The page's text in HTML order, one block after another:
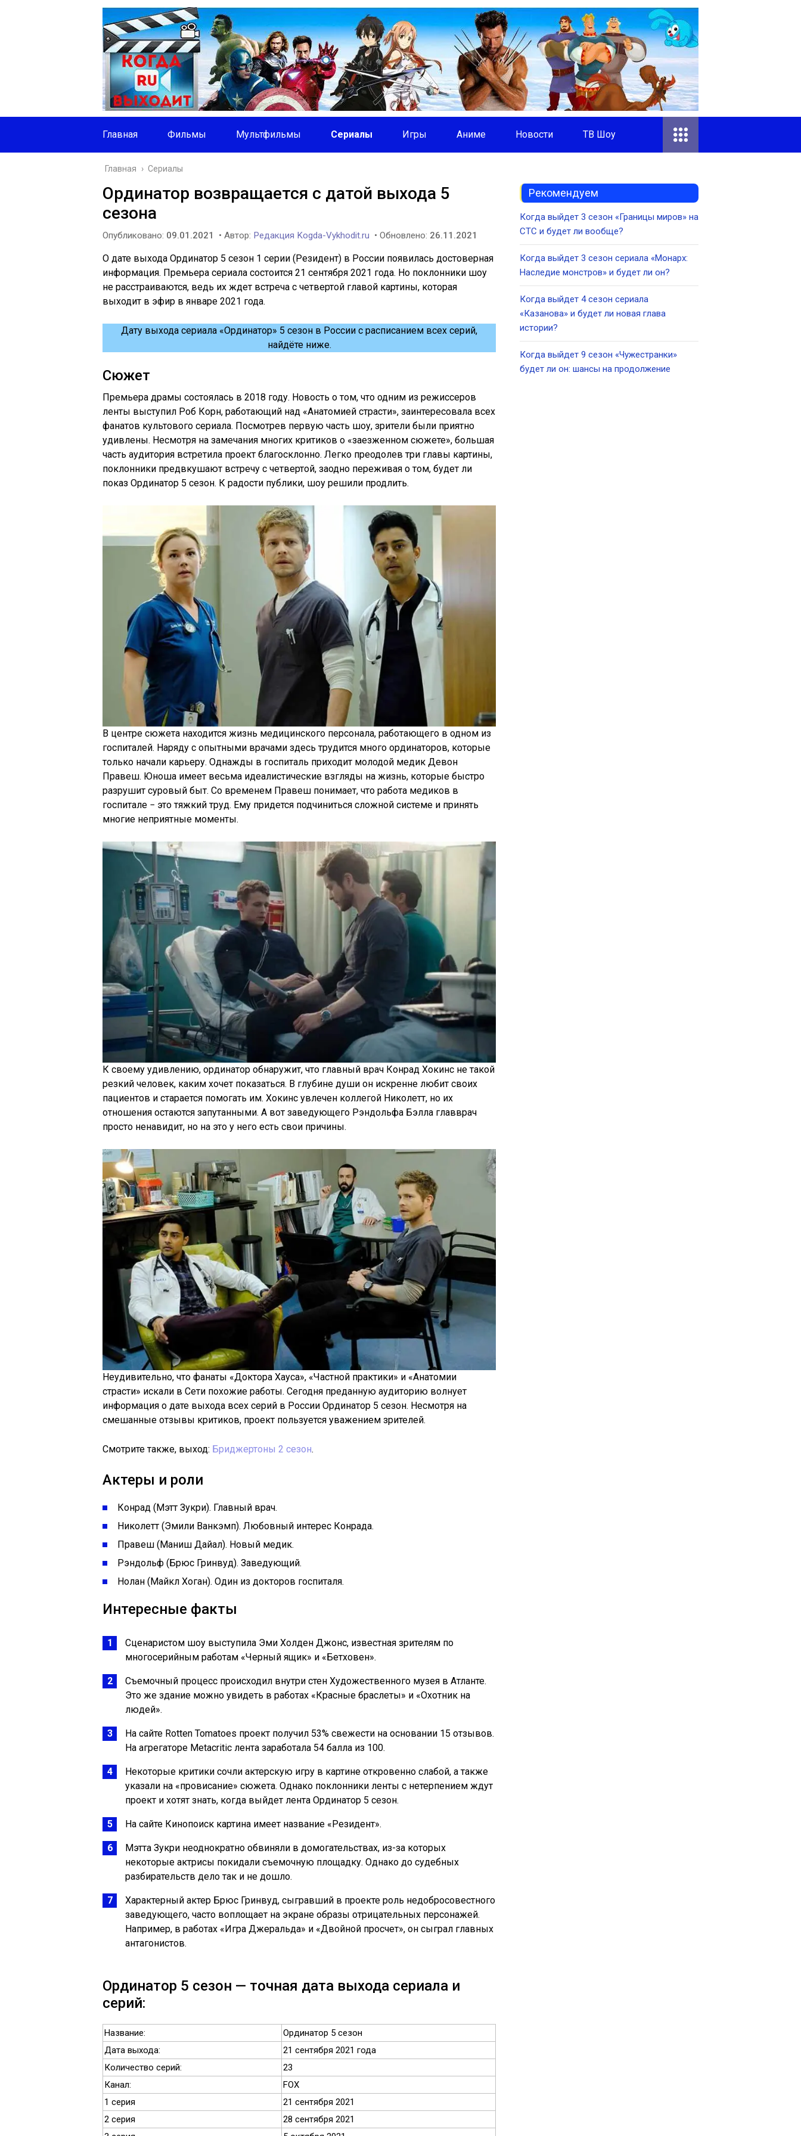
Главная Фильмы Мультфильмы Сериалы Игры Аниме Новости ТВ Шоу
Главная › Сериалы
Ординатор возвращается с датой выхода 5
сезона
Опубликовано: 09.01.2021 • Автор: Редакция Kogda-Vykhodit.ru • Обновлено: 26.11.2021
О дате выхода Ординатор 5 сезон 1 серии (Резидент) в России появилась достоверная
информация. Премьера сериала состоится 21 сентября 2021 года. Но поклонники шоу
не расстраиваются, ведь их ждет встреча с четвертой главой картины, которая
выходит в эфир в январе 2021 года.
Дату выхода сериала «Ординатор» 5 сезон в России с расписанием всех серий,
найдёте ниже.
Сюжет
Премьера драмы состоялась в 2018 году. Новость о том, что одним из режиссеров
ленты выступил Роб Корн, работающий над «Анатомией страсти», заинтересовала всех
фанатов культового сериала. Посмотрев первую часть шоу, зрители были приятно
удивлены. Несмотря на замечания многих критиков о «заезженном сюжете», большая
часть аудитория встретила проект благосклонно. Легко преодолев три главы картины,
поклонники предвкушают встречу с четвертой, заодно переживая о том, будет ли
показ Ординатор 5 сезон. К радости публики, шоу решили продлить.
В центре сюжета находится жизнь медицинского персонала, работающего в одном из
госпиталей. Наряду с опытными врачами здесь трудится много ординаторов, которые
только начали карьеру. Однажды в госпиталь приходит молодой медик Девон
Правеш. Юноша имеет весьма идеалистические взгляды на жизнь, которые быстро
разрушит суровый быт. Со временем Правеш понимает, что работа медиков в
госпитале − это тяжкий труд. Ему придется подчиниться сложной системе и принять
многие неприятные моменты.
К своему удивлению, ординатор обнаружит, что главный врач Конрад Хокинс не такой
резкий человек, каким хочет показаться. В глубине души он искренне любит своих
пациентов и старается помогать им. Хокинс увлечен коллегой Николетт, но их
отношения остаются запутанными. А вот заведующего Рэндольфа Бэлла главврач
просто ненавидит, но на это у него есть свои причины.
Неудивительно, что фанаты «Доктора Хауса», «Частной практики» и «Анатомии
страсти» искали в Сети похожие работы. Сегодня преданную аудиторию волнует
информация о дате выхода всех серий в России Ординатор 5 сезон. Несмотря на
смешанные отзывы критиков, проект пользуется уважением зрителей.
Смотрите также, выход: Бриджертоны 2 сезон.
Актеры и роли
Конрад (Мэтт Зукри). Главный врач.
Николетт (Эмили Ванкэмп). Любовный интерес Конрада.
Правеш (Маниш Дайал). Новый медик.
Рэндольф (Брюс Гринвуд). Заведующий.
Нолан (Майкл Хоган). Один из докторов госпиталя.
Интересные факты
Сценаристом шоу выступила Эми Холден Джонс, известная зрителям по
многосерийным работам «Черный ящик» и «Бетховен».
Съемочный процесс происходил внутри стен Художественного музея в Атланте.
Это же здание можно увидеть в работах «Красные браслеты» и «Охотник на
людей».
На сайте Rotten Tomatoes проект получил 53% свежести на основании 15 отзывов.
На агрегаторе Metacritic лента заработала 54 балла из 100.
Некоторые критики сочли актерскую игру в картине откровенно слабой, а также
указали на «провисание» сюжета. Однако поклонники ленты с нетерпением ждут
проект и хотят знать, когда выйдет лента Ординатор 5 сезон.
На сайте Кинопоиск картина имеет название «Резидент».
Мэтта Зукри неоднократно обвиняли в домогательствах, из-за которых
некоторые актрисы покидали съемочную площадку. Однако до судебных
разбирательств дело так и не дошло.
Характерный актер Брюс Гринвуд, сыгравший в проекте роль недобросовестного
заведующего, часто воплощает на экране образы отрицательных персонажей.
Например, в работах «Игра Джеральда» и «Двойной просчет», он сыграл главных
антагонистов.
Ординатор 5 сезон — точная дата выхода сериала и
серий:
Название:
Ординатор 5 сезон
Дата выхода:
21 сентября 2021 года
Количество серий:
23
Канал:
FOX
1 серия
21 сентября 2021
2 серия
28 сентября 2021
Рекомендуем
Когда выйдет 3 сезон «Границы миров» на
СТС и будет ли вообще?
Когда выйдет 3 сезон сериала «Монарх:
Наследие монстров» и будет ли он?
Когда выйдет 4 сезон сериала
«Казанова» и будет ли новая глава
истории?
Когда выйдет 9 сезон «Чужестранки»
будет ли он: шансы на продолжение